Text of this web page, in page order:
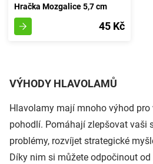
Hračka Mozgalice 5,7 cm
45 Kč
VÝHODY HLAVOLAMŮ
Hlavolamy mají mnoho výhod pro
pohodlí. Pomáhají zlepšovat vaši
problémy, rozvíjet strategické
Díky nim si můžete odpočinout